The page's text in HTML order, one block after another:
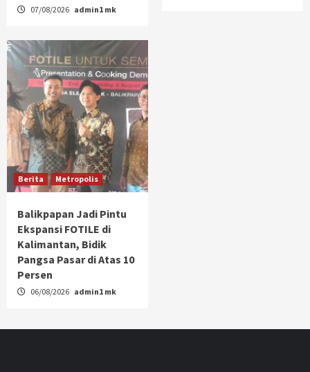
07/08/2026 admin1 mk
Berita Metropolis
Balikpapan Jadi Pintu
Ekspansi FOTILE di
Kalimantan, Bidik
Pangsa Pasar di Atas 10
Persen
06/08/2026 admin1 mk